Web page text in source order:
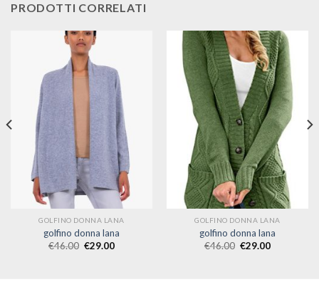
PRODOTTI CORRELATI
GOLFINO DONNA LANA
golfino donna lana
€46.00 €29.00
GOLFINO DONNA LANA
golfino donna lana
€46.00 €29.00